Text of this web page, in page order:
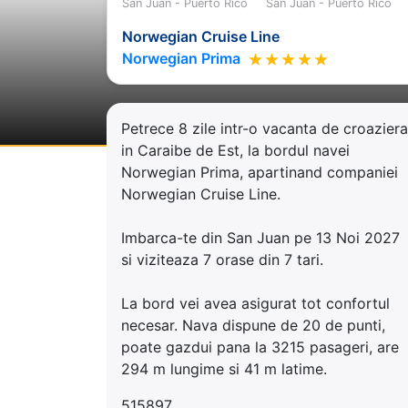
San Juan - Puerto Rico San Juan - Puerto Rico
Norwegian Cruise Line
Norwegian Prima
Petrece 8 zile intr-o vacanta de croaziera
in Caraibe de Est, la bordul navei
Norwegian Prima, apartinand companiei
Norwegian Cruise Line.
Imbarca-te din San Juan pe 13 Noi 2027
si viziteaza 7 orase din 7 tari.
La bord vei avea asigurat tot confortul
necesar. Nava dispune de 20 de punti,
poate gazdui pana la 3215 pasageri, are
294 m lungime si 41 m latime.